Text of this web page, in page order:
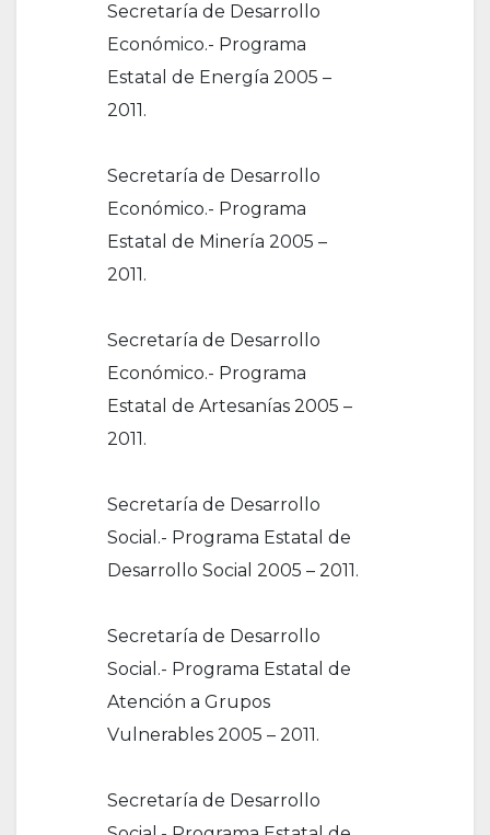
Secretaría de Desarrollo
Económico.- Programa
Estatal de Energía 2005 –
2011.
Secretaría de Desarrollo
Económico.- Programa
Estatal de Minería 2005 –
2011.
Secretaría de Desarrollo
Económico.- Programa
Estatal de Artesanías 2005 –
2011.
Secretaría de Desarrollo
Social.- Programa Estatal de
Desarrollo Social 2005 – 2011.
Secretaría de Desarrollo
Social.- Programa Estatal de
Atención a Grupos
Vulnerables 2005 – 2011.
Secretaría de Desarrollo